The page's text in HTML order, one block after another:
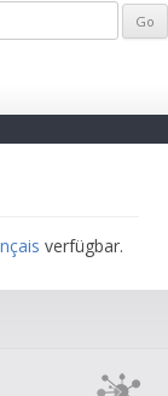
verfügbar.